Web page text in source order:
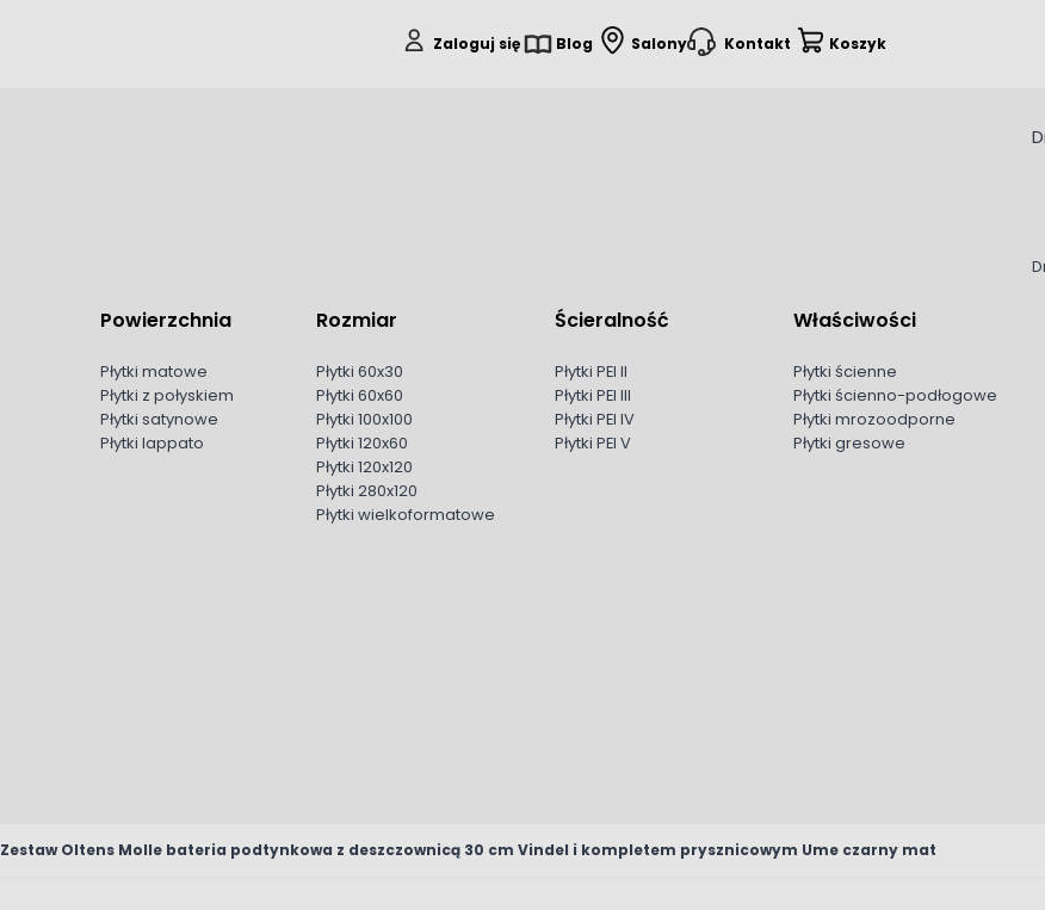
Zaloguj się Blog Salony Kontakt Koszyk
Powierzchnia
Płytki matowe
Płytki z połyskiem
Płytki satynowe
Płytki lappato
Rozmiar
Płytki 60x30
Płytki 60x60
Płytki 100x100
Płytki 120x60
Płytki 120x120
Płytki 280x120
Płytki wielkoformatowe
Ścieralność
Płytki PEI II
Płytki PEI III
Płytki PEI IV
Płytki PEI V
Właściwości
Płytki ścienne
Płytki ścienno-podłogowe
Płytki mrozoodporne
Płytki gresowe
Zestaw Oltens Molle bateria podtynkowa z deszczownicą 30 cm Vindel i kompletem prysznicowym Ume czarny mat